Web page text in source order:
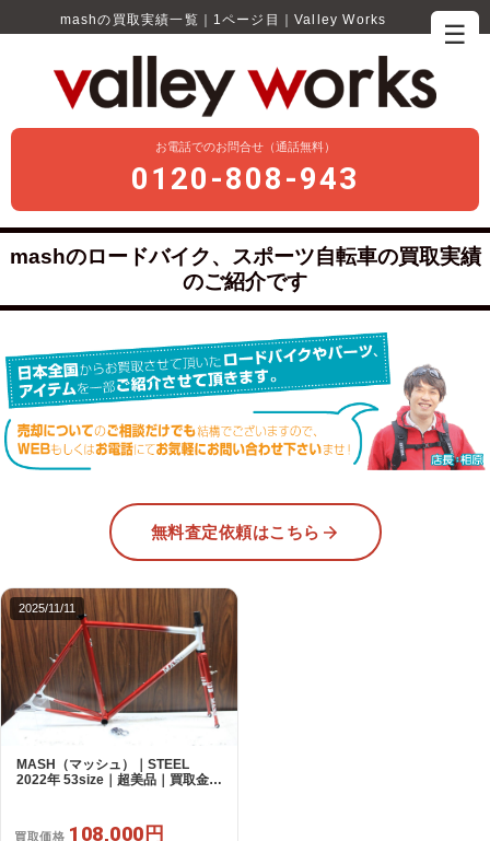
☰
mashの買取実績一覧｜1ページ目｜Valley Works
お電話でのお問合せ（通話無料）
0120-808-943
mashのロードバイク、スポーツ自転車の買取実績
のご紹介です
無料査定依頼はこちら
2025/11/11
MASH（マッシュ）｜STEEL
2022年 53size｜超美品｜買取金額
買取価格 108,000円